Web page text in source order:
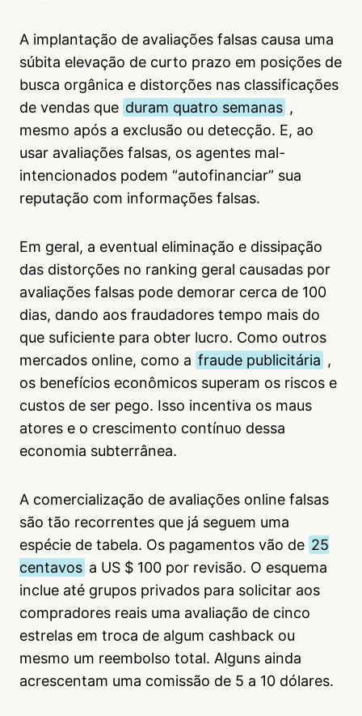
A implantação de avaliações falsas causa uma
súbita elevação de curto prazo em posições de
busca orgânica e distorções nas classificações
de vendas que duram quatro semanas ,
mesmo após a exclusão ou detecção. E, ao
usar avaliações falsas, os agentes mal-
intencionados podem “autofinanciar” sua
reputação com informações falsas.
Em geral, a eventual eliminação e dissipação
das distorções no ranking geral causadas por
avaliações falsas pode demorar cerca de 100
dias, dando aos fraudadores tempo mais do
que suficiente para obter lucro. Como outros
mercados online, como a fraude publicitária ,
os benefícios econômicos superam os riscos e
custos de ser pego. Isso incentiva os maus
atores e o crescimento contínuo dessa
economia subterrânea.
A comercialização de avaliações online falsas
são tão recorrentes que já seguem uma
espécie de tabela. Os pagamentos vão de 25
centavos a US $ 100 por revisão. O esquema
inclue até grupos privados para solicitar aos
compradores reais uma avaliação de cinco
estrelas em troca de algum cashback ou
mesmo um reembolso total. Alguns ainda
acrescentam uma comissão de 5 a 10 dólares.